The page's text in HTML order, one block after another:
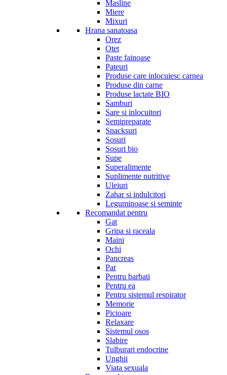
Masline
Miere
Mixuri
Hrana sanatoasa
Orez
Otet
Paste fainoase
Pateuri
Produse care inlocuiesc carnea
Produse din carne
Produse lactate BIO
Samburi
Sare si inlocuitori
Semipreparate
Snacksuri
Sosuri
Sosuri bio
Supe
Superalimente
Suplimente nutritive
Uleiuri
Zahar si indulcitori
Leguminoase si seminte
Recomandat pentru
Gat
Gripa si raceala
Maini
Ochi
Pancreas
Par
Pentru barbati
Pentru ea
Pentru sistemul respirator
Memorie
Picioare
Relaxare
Sistemul osos
Slabire
Tulburari endocrine
Unghii
Viata sexuala